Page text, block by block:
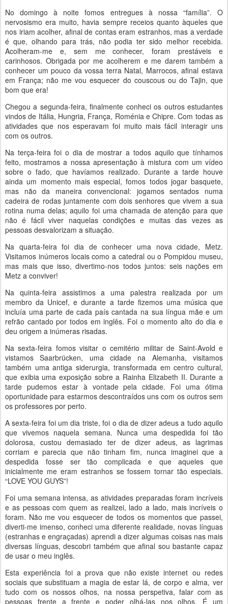
No domingo à noite fomos entregues à nossa “família”. O
nervosismo era muito, havia sempre receios quanto àqueles que
nos iriam acolher, afinal de contas eram estranhos, mas a verdade
é que, olhando para trás, não podia ter sido melhor recebida.
Acolheram-me e, sem me conhecer, foram prestáveis e
carinhosos. Obrigada por me acolherem e me darem também a
conhecer um pouco da vossa terra Natal, Marrocos, afinal estava
em França; não me vou esquecer do couscous ou do Tajin, que
bom que era!
Chegou a segunda-feira, finalmente conheci os outros estudantes
vindos de Itália, Hungria, França, Roménia e Chipre. Com todas as
atividades que nos esperavam foi muito mais fácil interagir uns
com os outros.
Na terça-feira foi o dia de mostrar a todos aquilo que tínhamos
feito, mostramos a nossa apresentação à mistura com um vídeo
sobre o fado, que havíamos realizado. Durante a tarde houve
ainda um momento mais especial, fomos todos jogar basquete,
mas não da maneira convencional: jogamos sentados numa
cadeira de rodas juntamente com dois senhores que vivem a sua
rotina numa delas; aquilo foi uma chamada de atenção para que
não é fácil viver naquelas condições e muitas das vezes as
pessoas desvalorizam a situação.
Na quarta-feira foi dia de conhecer uma nova cidade, Metz.
Visitamos inúmeros locais como a catedral ou o Pompidou museu,
mas mais que isso, divertimo-nos todos juntos: seis nações em
Metz a conviver!
Na quinta-feira assistimos a uma palestra realizada por um
membro da Unicef, e durante a tarde fizemos uma música que
incluía uma parte de cada país cantada na sua língua mãe e um
refrão cantado por todos em inglês. Foi o momento alto do dia e
deu origem a inúmeras risadas.
Na sexta-feira fomos visitar o cemitério militar de Saint-Avold e
vistamos Saarbrücken, uma cidade na Alemanha, visitamos
também uma antiga siderurgia, transformada em centro cultural,
que exibia uma exposição sobre a Rainha Elizabeth II. Durante a
tarde pudemos estar à vontade pela cidade. Foi uma ótima
oportunidade para estarmos descontraídos uns com os outros sem
os professores por perto.
A sexta-feira foi um dia triste, foi o dia de dizer adeus a tudo aquilo
que vivemos naquela semana. Nunca uma despedida foi tão
dolorosa, custou demasiado ter de dizer adeus, as lagrimas
corriam e parecia que não tinham fim, nunca imaginei que a
despedida fosse ser tão complicada e que aqueles que
inicialmente me eram estranhos se fossem tornar tão especiais.
“LOVE YOU GUYS”!
Foi uma semana intensa, as atividades preparadas foram incríveis
e as pessoas com quem as realizei, lado a lado, mais incríveis o
foram. Não me vou esquecer de todos os momentos que passei,
diverti-me imenso, conheci uma diferente realidade, novas línguas
(estranhas e engraçadas) aprendi a dizer algumas coisas nas mais
diversas línguas, descobri também que afinal sou bastante capaz
de usar o meu inglês.
Esta experiência foi a prova que não existe internet ou redes
sociais que substituam a magia de estar lá, de corpo e alma, ver
tudo com os nossos olhos, na nossa perspetiva, falar com as
pessoas frente a frente e poder olhá-las nos olhos. É um